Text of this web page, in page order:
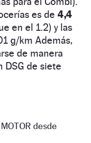
es de 4,4
en el 1.2) y las
g/km Además,
de manera
DSG de siete
desde